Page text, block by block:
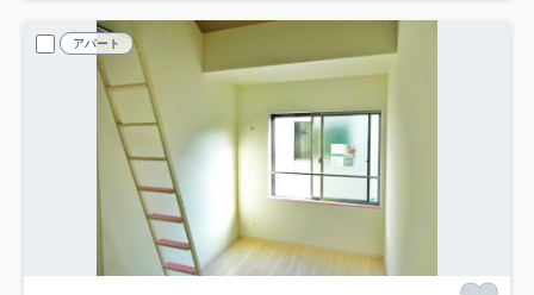
アパート